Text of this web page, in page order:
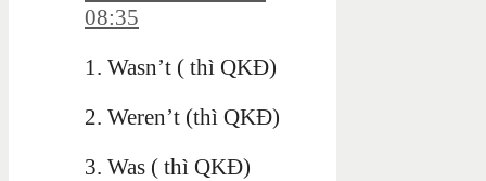
08:35
1. Wasn’t ( thì QKĐ)
2. Weren’t (thì QKĐ)
3. Was ( thì QKĐ)